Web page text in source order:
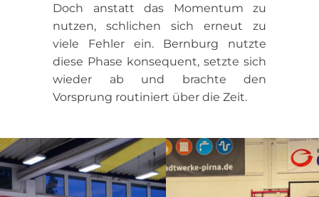
Doch anstatt das Momentum zu
nutzen, schlichen sich erneut zu
viele Fehler ein. Bernburg nutzte
diese Phase konsequent, setzte sich
wieder ab und brachte den
Vorsprung routiniert über die Zeit.